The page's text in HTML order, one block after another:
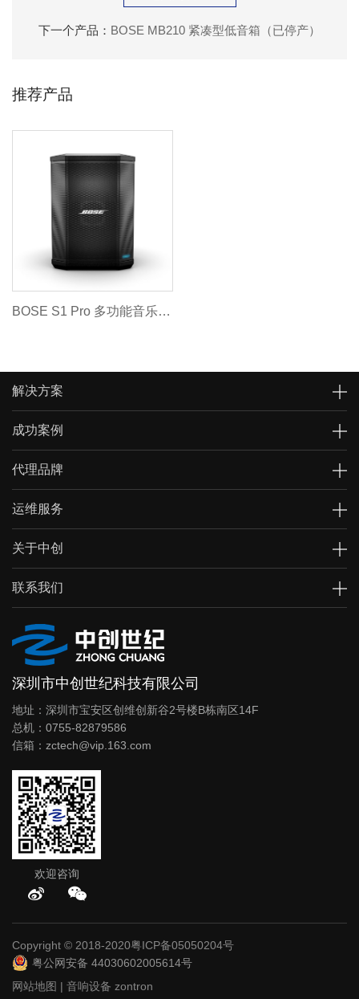
下一个产品： BOSE MB210 紧凑型低音箱（已停产）
推荐产品
BOSE S1 Pro 多功能音乐系统
解决方案
成功案例
代理品牌
运维服务
关于中创
联系我们
深圳市中创世纪科技有限公司
地址：深圳市宝安区创维创新谷2号楼B栋南区14F
总机：0755-82879586
信箱：zctech@vip.163.com
欢迎咨询
Copyright © 2018-2020粤ICP备05050204号
粤公网安备 44030602005614号
网站地图 | 音响设备 zontron